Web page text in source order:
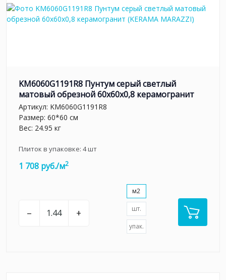
KM6060G1191R8 Пунтум серый светлый
матовый обрезной 60x60x0,8 керамогранит
Артикул: KM6060G1191R8
Размер: 60*60 см
Вес: 24.95 кг
Плиток в упаковке: 4шт
1 708 руб./м2
– +
м2
шт.
упак.